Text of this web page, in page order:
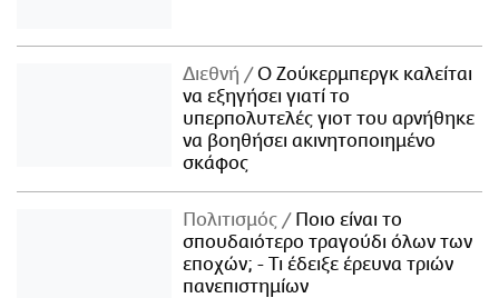
Διεθνή
Ο Ζούκερμπεργκ καλείται
να εξηγήσει γιατί το
υπερπολυτελές γιοτ του αρνήθηκε
να βοηθήσει ακινητοποιημένο
σκάφος
Πολιτισμός
Ποιο είναι το
σπουδαιότερο τραγούδι όλων των
εποχών; - Τι έδειξε έρευνα τριών
πανεπιστημίων